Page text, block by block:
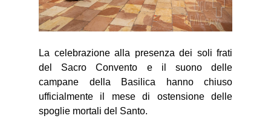
La celebrazione alla presenza dei soli frati
del Sacro Convento e il suono delle
campane della Basilica hanno chiuso
ufficialmente il mese di ostensione delle
spoglie mortali del Santo.